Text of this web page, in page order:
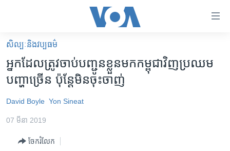
គេហទំព័រ​
ទាក់ទង
រំលង​
និង​
ទំព័រ​
អន្តរជាតិ
កម្ពុជាច្នៃប្រតិដ្ឋ
សិល្បៈនិងវប្បធម៌
អ្នក​ដែល​ត្រូវ​ចាប់​បញ្ជូន​ខ្លួន​មក​កម្ពុជា​វិញ​ប្រឈម​
បញ្ហា​ច្រើន ប៉ុន្តែ​មិន​ចុះចាញ់
David Boyle Yon Sineat
07 មីនា 2019
ចែករំលែក